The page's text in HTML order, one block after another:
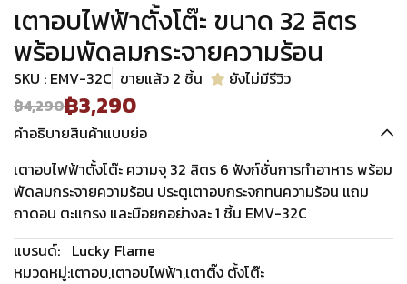
เตาอบไฟฟ้าตั้งโต๊ะ ขนาด 32 ลิตร
พร้อมพัดลมกระจายความร้อน
SKU : EMV-32C ขายแล้ว 2 ชิ้น
ยังไม่มีรีวิว
฿4,290฿3,290
คำอธิบายสินค้าแบบย่อ
เตาอบไฟฟ้าตั้งโต๊ะ ความจุ 32 ลิตร 6 ฟังก์ชั่นการทำอาหาร พร้อม
พัดลมกระจายความร้อน ประตูเตาอบกระจกทนความร้อน แถม
ถาดอบ ตะแกรง และมือยกอย่างละ 1 ชิ้น EMV-32C
แบรนด์: Lucky Flame
หมวดหมู่:เตาอบ,เตาอบไฟฟ้า,เตาติ๊ง ตั้งโต๊ะ